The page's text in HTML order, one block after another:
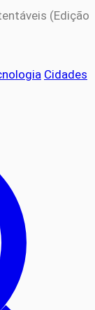
(Edição
Cidades